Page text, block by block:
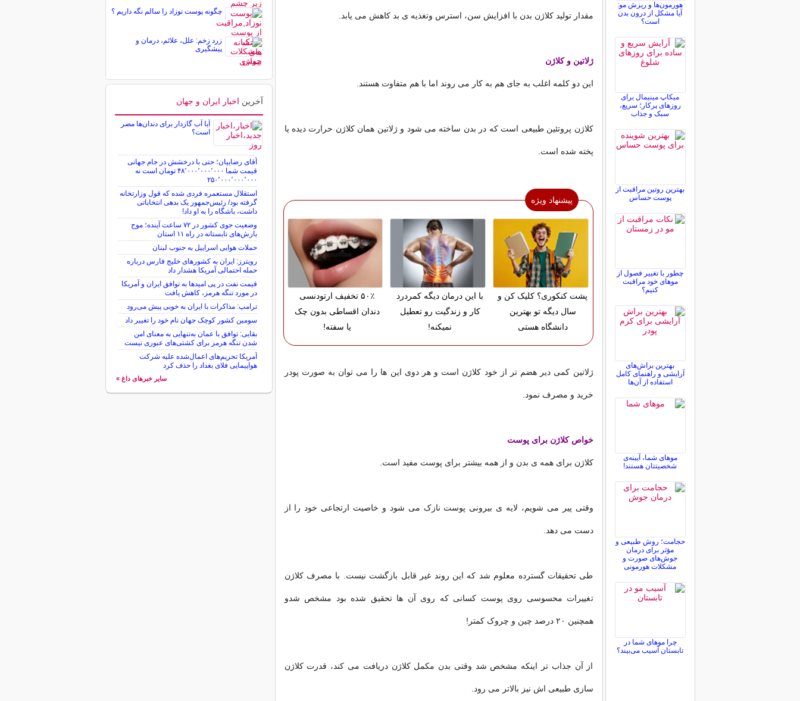
مقدار تولید کلاژن بدن با افزایش سن، استرس وتغذیه ی بد کاهش می یابد.
ژلاتین و کلاژن
این دو کلمه اغلب به جای هم به کار می روند اما با هم متفاوت هستند.
کلاژن پروتئین طبیعی است که در بدن ساخته می شود و ژلاتین همان کلاژن حرارت دیده یا
پخته شده است.
پیشنهاد ویژه
پشت کنکوری؟ کلیک کن و
سال دیگه تو بهترین
دانشگاه هستی
با این درمان دیگه کمردرد
کار و زندگیت رو تعطیل
نمیکنه!
۵۰٪ تخفیف ارتودنسی
دندان اقساطی بدون چک
یا سفته!
ژلاتین کمی دیر هضم تر از خود کلاژن است و هر دوی این ها را می توان به صورت پودر
خرید و مصرف نمود.
خواص کلاژن برای پوست
کلاژن برای همه ی بدن و از همه بیشتر برای پوست مفید است.
وقتی پیر می شویم، لایه ی بیرونی پوست نازک می شود و خاصیت ارتجاعی خود را از
دست می دهد.
طی تحقیقات گسترده معلوم شد که این روند غیر قابل بازگشت نیست. با مصرف کلاژن
تغییرات محسوسی روی پوست کسانی که روی آن ها تحقیق شده بود مشخص شدو
همچنین ۲۰ درصد چین و چروک کمتر!
از آن جذاب تر اینکه مشخص شد وقتی بدن مکمل کلاژن دریافت می کند، قدرت کلاژن
سازی طبیعی اش نیز بالاتر می رود.
هورمون‌ها و ریزش مو:
آیا مشکل از درون بدن
است؟
میکاپ مینیمال برای
روزهای پرکار؛ سریع،
سبک و جذاب
بهترین روتین مراقبت از
پوست حساس
چطور با تغییر فصول از
موهای خود مراقبت
کنیم؟
بهترین براش‌های
آرایشی و راهنمای کامل
استفاده از آن‌ها
موهای شما، آیینه‌ی
شخصیتتان هستند!
حجامت؛ روش طبیعی و
مؤثر برای درمان
جوش‌های صورت و
مشکلات هورمونی
چرا موهای شما در
تابستان آسیب می‌بیند؟
چگونه پوست نوزاد را سالم نگه داریم ؟
زرد زخم: علل، علائم، درمان و
پیشگیری
آخرین اخبار ایران و جهان
آیا آب گازدار برای دندان‌ها مضر
است؟
آقای رضاییان؛ حتی با درخشش در جام جهانی
قیمت شما ۴۸٬۰۰۰٬۰۰۰٬۰۰۰ تومان است نه
۲۵۰٬۰۰۰٬۰۰۰٬۰۰۰
استقلال مستعمره فردی شده که قول وزارتخانه
گرفته بود/ رئیس‌جمهور یک بدهی انتخاباتی
داشت، باشگاه را به او داد!
وضعیت جوی کشور در ۷۲ ساعت آینده؛ موج
بارش‌های تابستانه در راه ۱۱ استان
حملات هوایی اسراییل به جنوب لبنان
رویترز: ایران به کشورهای خلیج فارس درباره
حمله احتمالی آمریکا هشدار داد
قیمت نفت در پی امیدها به توافق ایران و آمریکا
در مورد تنگه هرمز، کاهش یافت
ترامپ: مذاکرات با ایران به خوبی پیش می‌رود
سومین کشور کوچک جهان نام خود را تغییر داد
بقایی: توافق با عمان به‌تنهایی به معنای امن
شدن تنگه هرمز برای کشتی‌های عبوری نیست
آمریکا تحریم‌های اعمال‌شده علیه شرکت
هواپیمایی فلای بغداد را حذف کرد
سایر خبرهای داغ »